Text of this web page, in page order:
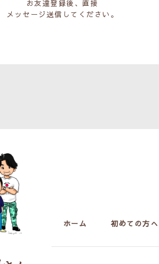
お友達登録後、直接
メッセージ送信してください。
ホーム 初めての方へ